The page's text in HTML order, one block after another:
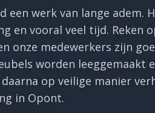
een werk van lange adem.
en vooral veel tijd. Reken
onze medewerkers zijn
worden leeggemaakt
op veilige manier
in Opont.